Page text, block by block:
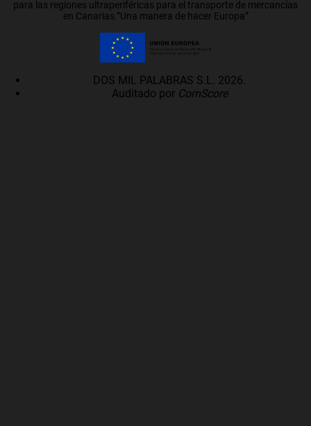
para las regiones ultraperiféricas para el transporte de mercancías
en Canarias.”Una manera de hacer Europa”
DOS MIL PALABRAS S.L. 2026.
Auditado por ComScore